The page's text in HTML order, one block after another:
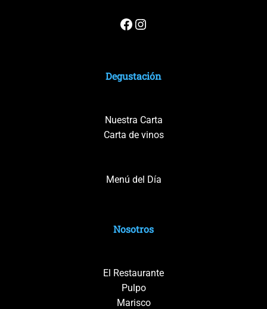
Degustación
Nuestra Carta
Carta de vinos
Menú del Día
Nosotros
El Restaurante
Pulpo
Marisco